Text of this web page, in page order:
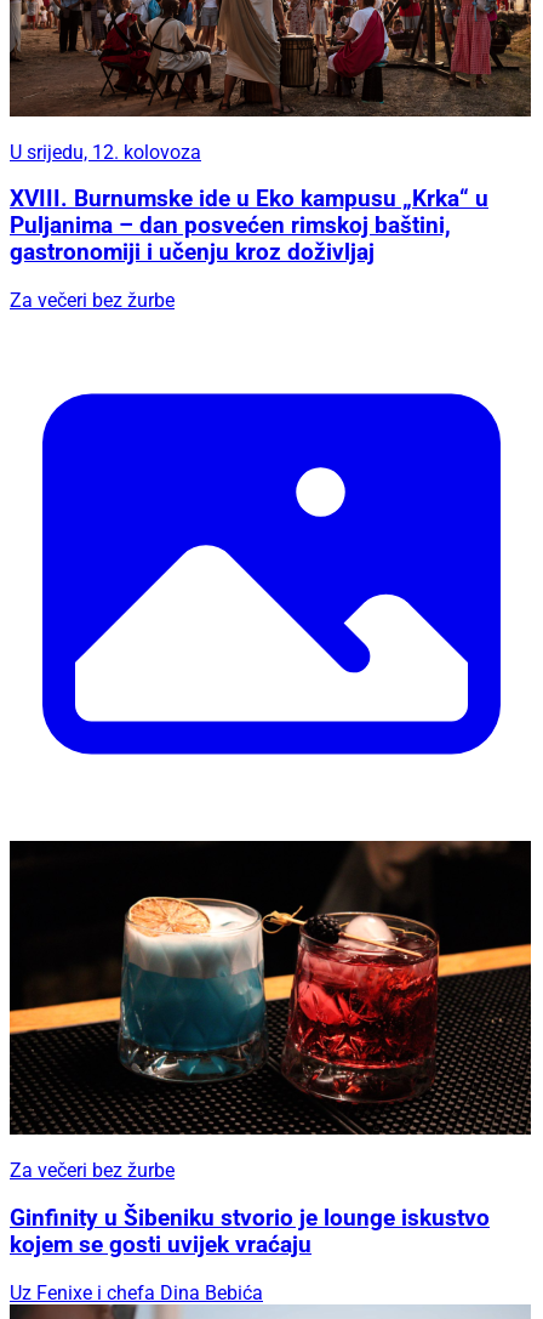
U srijedu, 12. kolovoza
XVIII. Burnumske ide u Eko kampusu „Krka“ u
Puljanima – dan posvećen rimskoj baštini,
gastronomiji i učenju kroz doživljaj
Za večeri bez žurbe
Za večeri bez žurbe
Ginfinity u Šibeniku stvorio je lounge iskustvo
kojem se gosti uvijek vraćaju
Uz Fenixe i chefa Dina Bebića